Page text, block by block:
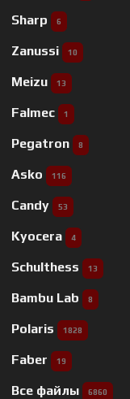
Sharp 6
Zanussi 10
Meizu 13
Falmec 1
Pegatron 8
Asko 116
Candy 53
Kyocera 4
Schulthess 13
Bambu Lab 8
Polaris 1828
Faber 19
Все файлы 6860